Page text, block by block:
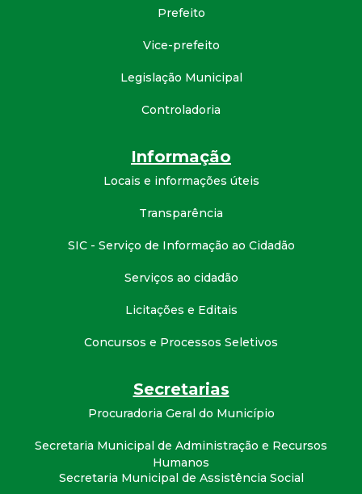
Prefeito
Vice-prefeito
Legislação Municipal
Controladoria
Informação
Locais e informações úteis
Transparência
SIC - Serviço de Informação ao Cidadão
Serviços ao cidadão
Licitações e Editais
Concursos e Processos Seletivos
Secretarias
Procuradoria Geral do Município
Secretaria Municipal de Administração e Recursos
Humanos
Secretaria Municipal de Assistência Social